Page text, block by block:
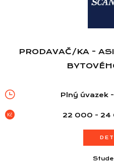
PRODAVAČ/KA -
Plný úvazek
22 000 - 24